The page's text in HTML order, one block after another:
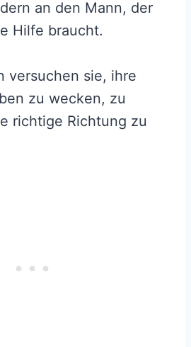
an den Mann, der
Hilfe braucht.
versuchen sie, ihre
zu wecken, zu
richtige Richtung zu